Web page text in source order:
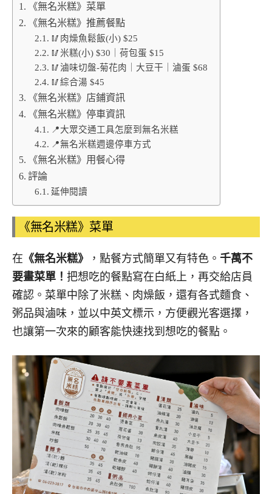
《無名米糕》菜單
《無名米糕》推薦餐點
🥢肉燥魚鬆飯(小) $25
🥢米糕(小) $30｜荷包蛋 $15
🥢滷味切盤-菊花肉｜大豆干｜滷蛋 $68
🥢綜合湯 $45
《無名米糕》店鋪資訊
《無名米糕》停車資訊
📍大眾交通工具怎麼到無名米糕
📍無名米糕週邊停車方式
《無名米糕》用餐心得
評論
延伸閱讀
《無名米糕》菜單
在 《無名米糕》 ，點餐方式簡單又有特色。 千萬不
要畫菜單！ 把想吃的餐點寫在白紙上，再交給店員
確認。 菜單中除了米糕、肉燥飯，還有各式麵食、
粥品與滷味，並以中英文標示，方便觀光客選擇，
也讓第一次來的顧客能快速找到想吃的餐點。